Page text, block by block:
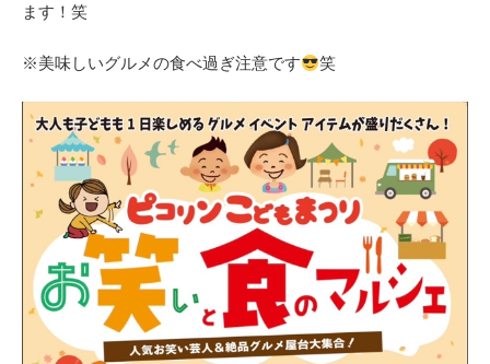
ます！笑
※美味しいグルメの食べ過ぎ注意です 笑